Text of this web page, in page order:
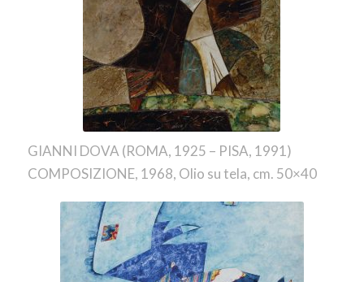
GIANNI DOVA (ROMA, 1925 – PISA, 1991)
COMPOSIZIONE, 1968, Olio su tela, cm. 50×40